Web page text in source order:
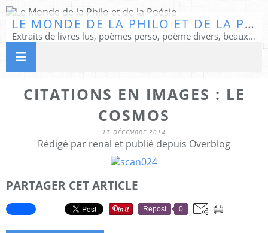
LE MONDE DE LA PHILO ET DE LA POÉSIE
Extraits de livres lus, poèmes perso, poème divers, beaux textes...
CITATIONS EN IMAGES : LE
COSMOS
17 DÉCEMBRE 2014
Rédigé par renal et publié depuis Overblog
PARTAGER CET ARTICLE
Repost 0